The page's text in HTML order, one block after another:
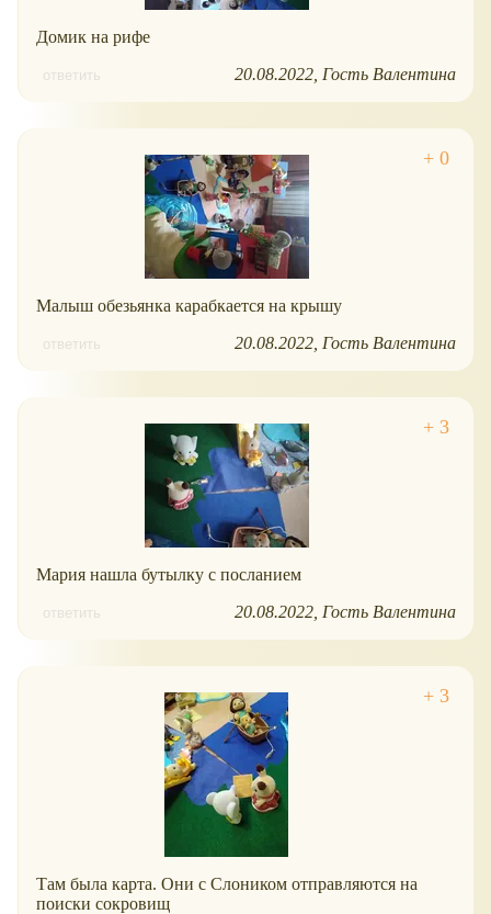
Домик на рифе
ответить 20.08.2022 Гость Валентина
Малыш обезьянка карабкается на крышу
ответить 20.08.2022 Гость Валентина
Мария нашла бутылку с посланием
ответить 20.08.2022 Гость Валентина
Там была карта. Они с Слоником отправляются на
поиски сокровищ